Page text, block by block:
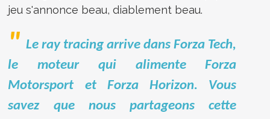
jeu s'annonce beau, diablement beau.
Le ray tracing arrive dans Forza Tech,
le moteur qui alimente Forza
Motorsport et Forza Horizon. Vous
savez que nous partageons cette